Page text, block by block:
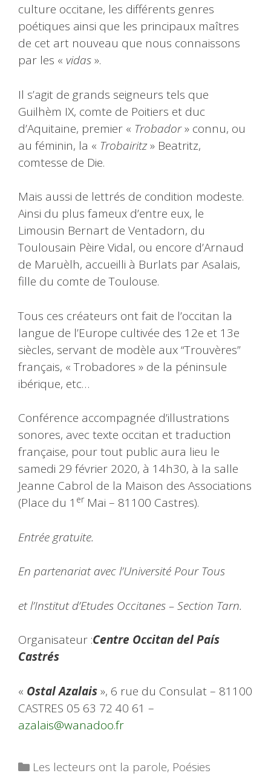
culture occitane, les différents genres
poétiques ainsi que les principaux maîtres
de cet art nouveau que nous connaissons
par les « vidas».
Il s’agit de grands seigneurs tels que
Guilhèm IX, comte de Poitiers et duc
d’Aquitaine, premier « Trobador» connu, ou
au féminin, la « Trobairitz» Beatritz,
comtesse de Die.
Mais aussi de lettrés de condition modeste.
Ainsi du plus fameux d’entre eux, le
Limousin Bernart de Ventadorn, du
Toulousain Pèire Vidal, ou encore d’Arnaud
de Maruèlh, accueilli à Burlats par Asalais,
fille du comte de Toulouse.
Tous ces créateurs ont fait de l’occitan la
langue de l’Europe cultivée des 12e et 13e
siècles, servant de modèle aux “Trouvères”
français, « Trobadores » de la péninsule
ibérique, etc…
Conférence accompagnée d’illustrations
sonores, avec texte occitan et traduction
française, pour tout public aura lieu le
samedi 29 février 2020, à 14h30, à la salle
Jeanne Cabrol de la Maison des Associations
(Place du 1 erMai – 81100 Castres).
Entrée gratuite.
En partenariat avec l’Université Pour Tous
et l’Institut d’Etudes Occitanes – Section Tarn.
Organisateur :Centre Occitan del País
Castrés
« Ostal Azalais», 6 rue du Consulat – 81100
CASTRES 05 63 72 40 61 –
azalais@wanadoo.fr
Catégories
Les lecteurs ont la parole, Poésies